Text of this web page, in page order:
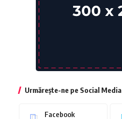
Urmărește-ne pe Social Media
Facebook